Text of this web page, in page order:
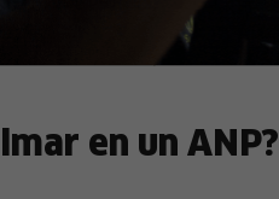
en un ANP?